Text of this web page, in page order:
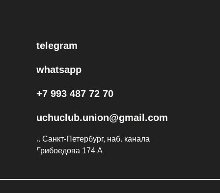
+7 993 487 72 70
whatsapp
telegram
uchuclub.union@gmail.com
г. Санкт-Петербург, наб. канала
Грибоедова 174 А